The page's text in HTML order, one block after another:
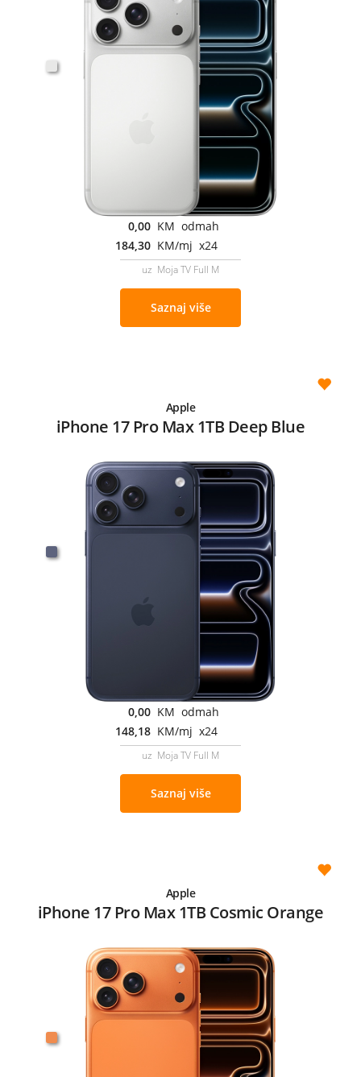
0,00 KM odmah
184,30 KM/mj x24
uz Moja TV Full M
Saznaj više
Apple
iPhone 17 Pro Max 1TB Deep Blue
0,00 KM odmah
148,18 KM/mj x24
uz Moja TV Full M
Saznaj više
Apple
iPhone 17 Pro Max 1TB Cosmic Orange